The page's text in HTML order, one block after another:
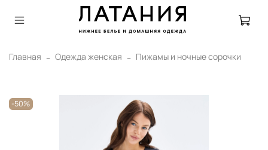
Главная Одежда женская Пижамы и ночные сорочки
-50%